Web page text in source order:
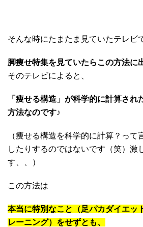
そんな時にたまたま見ていたテレビ
脚痩せ特集を見ていたらこの方法に
そのテレビによると、
「痩せる構造」が科学的に計算され
方法なのです♪
（痩せる構造を科学的に計算？って
したりするのではないです（笑）激
す、、）
この方法は
本当に特別なこと（足パカダイエッ
レーニング）をせずとも、